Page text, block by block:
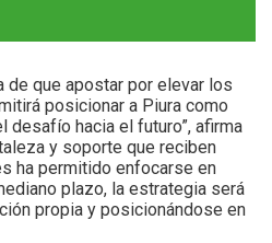
de que apostar por elevar los
posicionar a Piura como
desafío hacia el futuro”, afirma
y soporte que reciben
ha permitido enfocarse en
plazo, la estrategia será
propia y posicionándose en